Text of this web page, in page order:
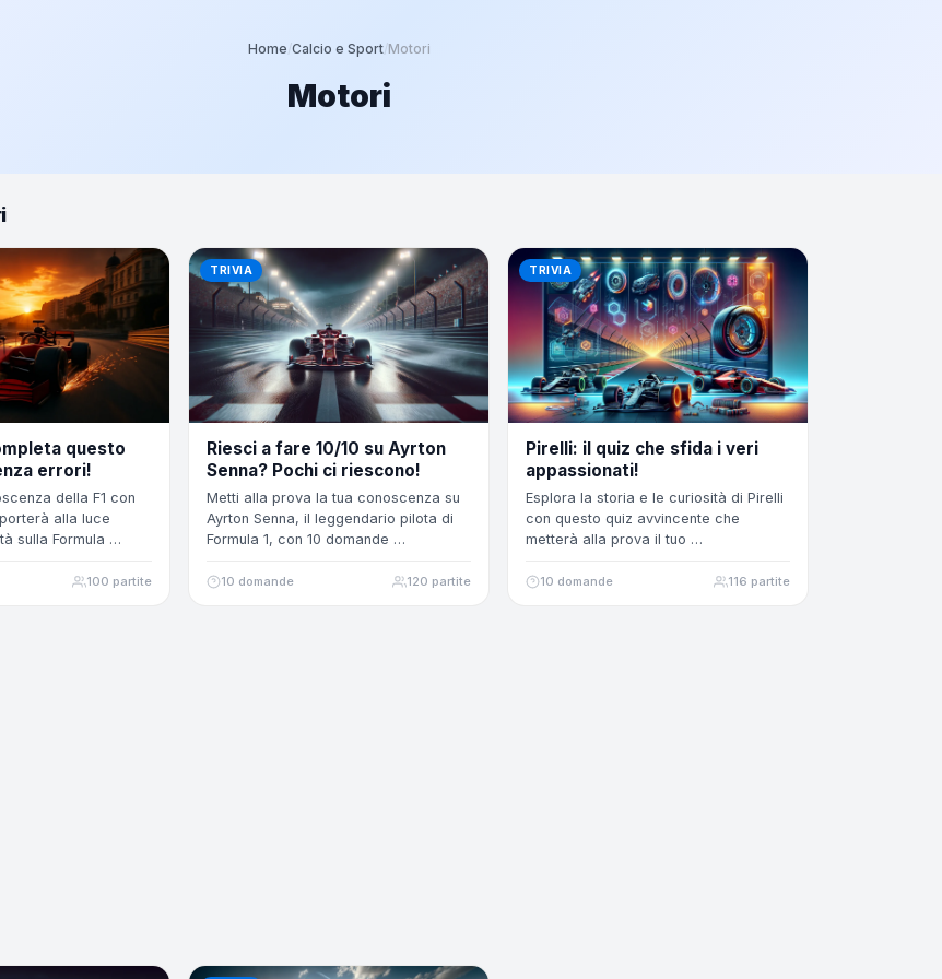
Home/Calcio e Sport/Motori
Motori
questo
errori!
della F1 con
alla luce
sulla Formula …
100 partite
TRIVIA
Riesci a fare 10/10 su Ayrton
Senna? Pochi ci riescono!
Metti alla prova la tua conoscenza su
Ayrton Senna, il leggendario pilota di
Formula 1, con 10 domande …
10 domande 120 partite
TRIVIA
Pirelli: il quiz che sfida i veri
appassionati!
Esplora la storia e le curiosità di Pirelli
con questo quiz avvincente che
metterà alla prova il tuo …
10 domande 116 partite